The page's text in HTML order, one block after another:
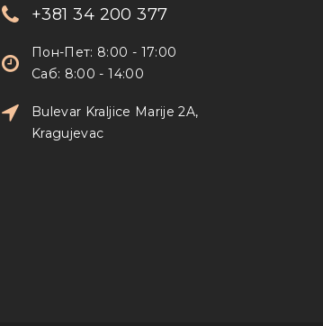
+381 34 200 377
Пон-Пет: 8:00 - 17:00
Саб: 8:00 - 14:00
Bulevar Kraljice Marije 2A,
Kragujevac